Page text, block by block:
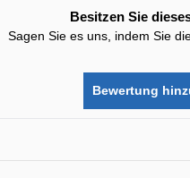
Besitzen Sie
Sagen Sie es uns, indem Sie
Bewertung